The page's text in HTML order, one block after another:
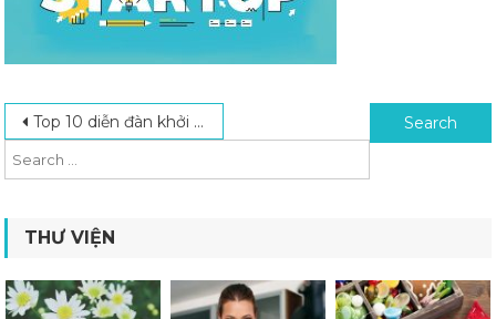
Post navigation
Top 10 diễn đàn khởi nghiệp kinh doanh quy mô lớn nhất hiện nay Search for:
THƯ VIỆN